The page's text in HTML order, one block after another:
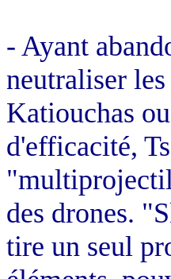
- Ayant
neutraliser
Katiouchas
d'efficacité,
des drones.
tire un seul